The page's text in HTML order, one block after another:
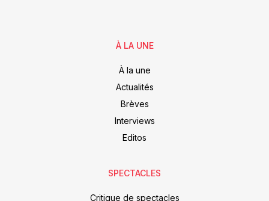
À LA UNE
À la une
Actualités
Brèves
Interviews
Editos
SPECTACLES
Critique de spectacles